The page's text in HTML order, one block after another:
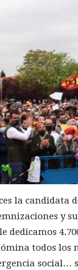
la candidata
y
dedicamos
todos los
social…